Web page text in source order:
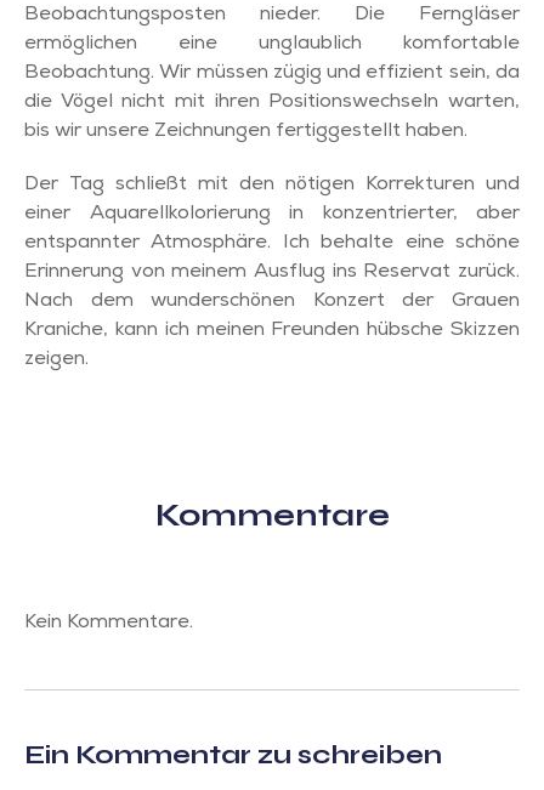
Beobachtungsposten nieder. Die Ferngläser
ermöglichen eine unglaublich komfortable
Beobachtung. Wir müssen zügig und effizient sein, da
die Vögel nicht mit ihren Positionswechseln warten,
bis wir unsere Zeichnungen fertiggestellt haben.
Der Tag schließt mit den nötigen Korrekturen und
einer Aquarellkolorierung in konzentrierter, aber
entspannter Atmosphäre. Ich behalte eine schöne
Erinnerung von meinem Ausflug ins Reservat zurück.
Nach dem wunderschönen Konzert der Grauen
Kraniche, kann ich meinen Freunden hübsche Skizzen
zeigen.
Kommentare
Kein Kommentare.
Ein Kommentar zu schreiben